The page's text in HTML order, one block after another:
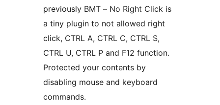
previously BMT – No Right Click is
a tiny plugin to not allowed right
click, CTRL A, CTRL C, CTRL S,
CTRL U, CTRL P and F12 function.
Protected your contents by
disabling mouse and keyboard
commands.